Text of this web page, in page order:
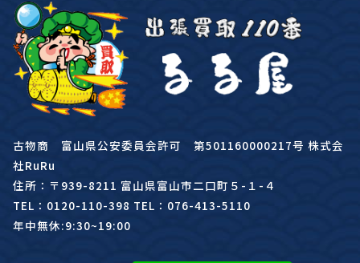
古物商 富山県公安委員会許可 第501160000217号 株式会
社RuRu
住所：〒939-8211 富山県富山市二口町５-１-４
TEL：0120-110-398 TEL：076-413-5110
年中無休:9:30~19:00